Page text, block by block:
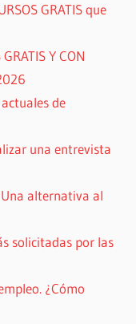
GRATIS que
Y CON
de
una entrevista
alternativa al
solicitadas por las
¿Cómo